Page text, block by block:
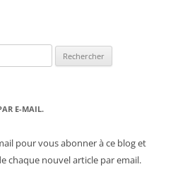
E-MAIL.
pour vous abonner à ce blog et
chaque nouvel article par email.